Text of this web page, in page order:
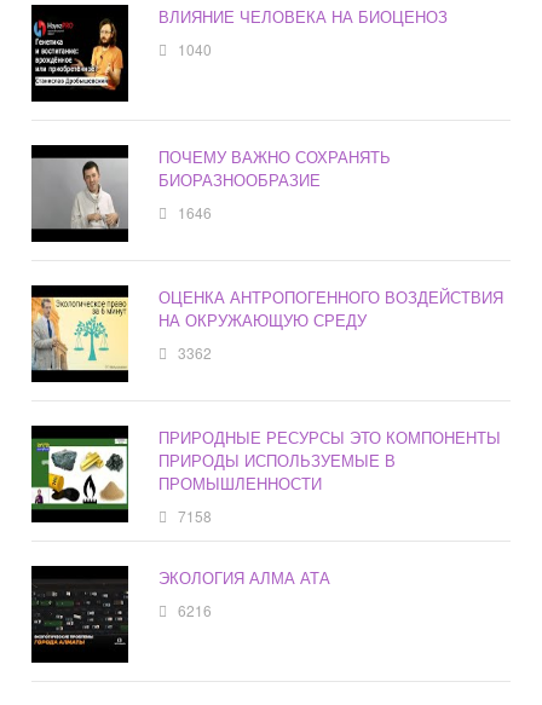
ВЛИЯНИЕ ЧЕЛОВЕКА НА БИОЦЕНОЗ
1040
ПОЧЕМУ ВАЖНО СОХРАНЯТЬ
БИОРАЗНООБРАЗИЕ
1646
ОЦЕНКА АНТРОПОГЕННОГО ВОЗДЕЙСТВИЯ
НА ОКРУЖАЮЩУЮ СРЕДУ
3362
ПРИРОДНЫЕ РЕСУРСЫ ЭТО КОМПОНЕНТЫ
ПРИРОДЫ ИСПОЛЬЗУЕМЫЕ В
ПРОМЫШЛЕННОСТИ
7158
ЭКОЛОГИЯ АЛМА АТА
6216